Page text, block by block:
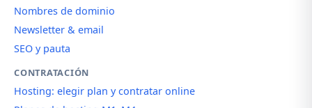
Nombres de dominio
Newsletter & email
SEO y pauta
CONTRATACIÓN
Hosting: elegir plan y contratar online